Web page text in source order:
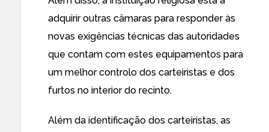
adquirir outras câmaras para responder às
novas exigências técnicas das autoridades
que contam com estes equipamentos para
um melhor controlo dos carteiristas e dos
furtos no interior do recinto.
Além da identificação dos carteiristas, as